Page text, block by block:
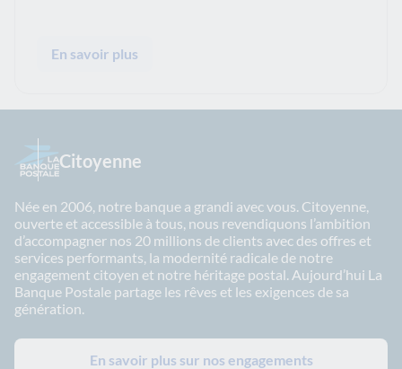
En savoir plus
Citoyenne
Née en 2006, notre banque a grandi avec vous. Citoyenne,
ouverte et accessible à tous, nous revendiquons l’ambition
d’accompagner nos 20 millions de clients avec des offres et
services performants, la modernité radicale de notre
engagement citoyen et notre héritage postal. Aujourd’hui La
Banque Postale partage les rêves et les exigences de sa
génération.
En savoir plus sur nos engagements